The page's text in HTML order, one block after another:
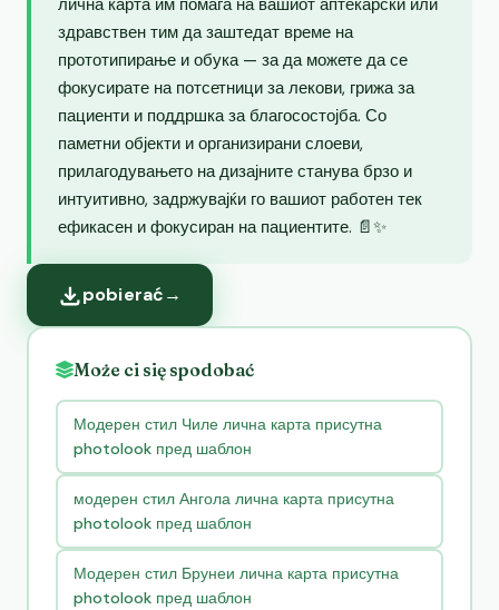
здравствен тим да заштедат време на
прототипирање и обука — за да можете да се
фокусирате на потсетници за лекови, грижа за
пациенти и поддршка за благосостојба. Со
паметни објекти и организирани слоеви,
прилагодувањето на дизајните станува брзо и
интуитивно, задржувајќи го вашиот работен тек
ефикасен и фокусиран на пациентите. 📄✨
pobierać→
Może ci się spodobać
Модерен стил Чиле лична карта присутна
photolook пред шаблон
модерен стил Ангола лична карта присутна
photolook пред шаблон
Модерен стил Брунеи лична карта присутна
photolook пред шаблон